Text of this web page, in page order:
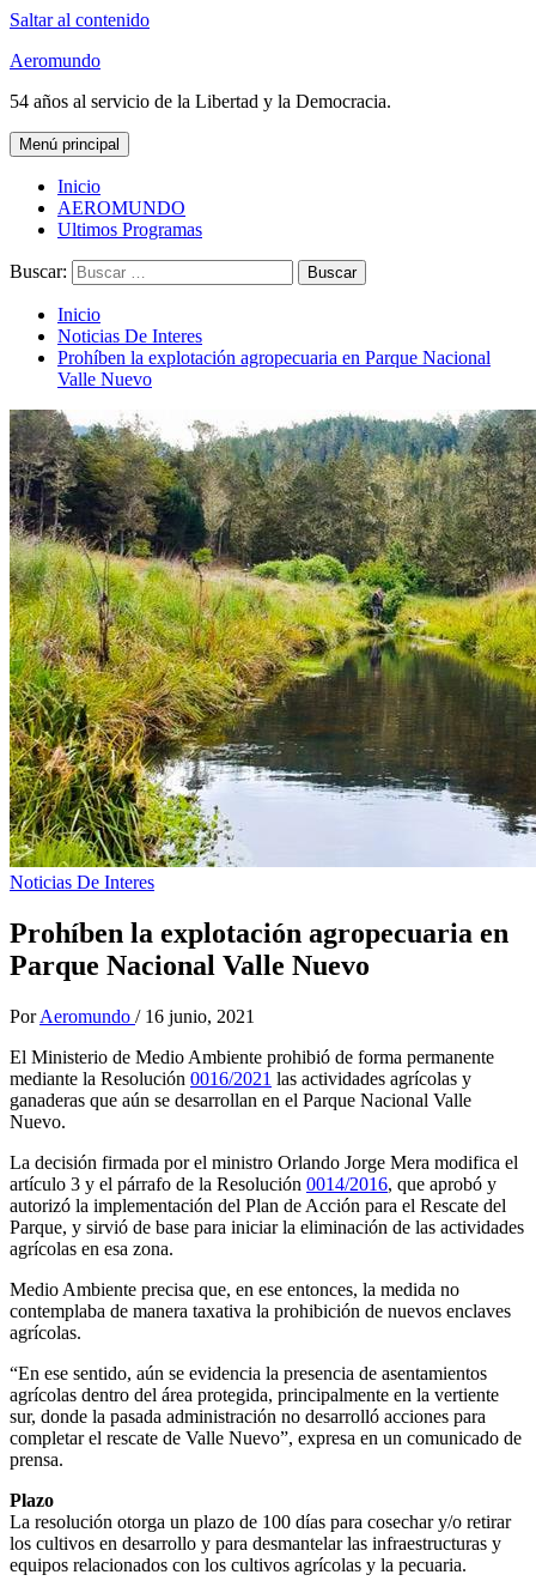
Saltar al contenido
Aeromundo
54 años al servicio de la Libertad y la Democracia.
Menú principal
Inicio
AEROMUNDO
Ultimos Programas
Buscar:
Inicio
Noticias De Interes
Prohíben la explotación agropecuaria en Parque Nacional
Valle Nuevo
Noticias De Interes
Prohíben la explotación agropecuaria en
Parque Nacional Valle Nuevo
Por Aeromundo / 16 junio, 2021
El Ministerio de Medio Ambiente prohibió de for­ma permanente
mediante la Resolución 0016/2021 las actividades agrícolas y
ganaderas que aún se de­sarrollan en el Parque Na­cional Valle
Nuevo.
La decisión firmada por el ministro Orlando Jorge Mera modifica el
artículo 3 y el párrafo de la Resolu­ción 0014/2016, que apro­bó y
autorizó la implemen­tación del Plan de Acción para el Rescate del
Parque, y sirvió de base para iniciar la eliminación de las activi­dades
agrícolas en esa zona.
Medio Ambiente preci­sa que, en ese entonces, la medida no
contemplaba de manera taxativa la prohi­bición de nuevos enclaves
agrícolas.
“En ese sentido, aún se evidencia la presencia de asentamientos
agrícolas dentro del área protegida, principalmente en la ver­tiente
sur, donde la pasada administración no desarro­lló acciones para
completar el rescate de Valle Nuevo”, expresa en un comunicado de
prensa.
Plazo
La resolución otorga un plazo de 100 días para cosechar y/o retirar
los cultivos en desarrollo y para desmantelar las in­fraestructuras y
equipos relacionados con los cul­tivos agrícolas y la pecua­ria.